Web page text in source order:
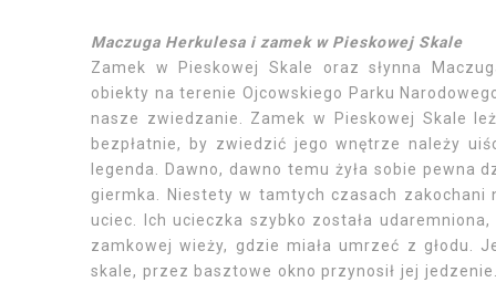
Maczuga Herkulesa i zamek w Pieskowej Skale
Zamek w Pieskowej Skale oraz słynna
obiekty na terenie Ojcowskiego Parku
nasze zwiedzanie. Zamek w Pieskowej Skale
bezpłatnie, by zwiedzić jego wnętrze należy
legenda. Dawno, dawno temu żyła sobie pewna
giermka. Niestety w tamtych czasach
uciec. Ich ucieczka szybko została
zamkowej wieży, gdzie miała umrzeć z głodu.
skale, przez basztowe okno przynosił jej